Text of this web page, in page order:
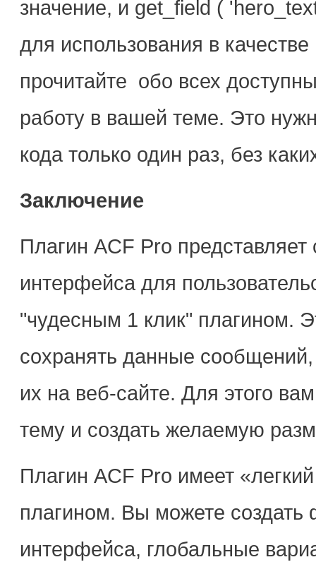
значение, и get_field (
для использования в
прочитайте обо всех
работу в вашей теме. Это
кода только один раз, без
Заключение
Плагин ACF Pro
интерфейса для
"чудесным 1 клик" плагином.
сохранять данные
их на веб-сайте. Для этого
тему и создать желаемую
Плагин ACF Pro имеет
плагином. Вы можете создать
интерфейса, глобальные